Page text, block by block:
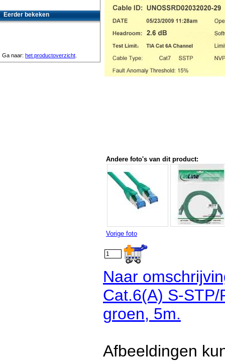
Andere foto's van dit product:
Vorige foto
Naar
Cat.6(A) S-
groen, 5m.
Afbeeldingen
Eerder bekeken
Ga naar: het productoverzicht